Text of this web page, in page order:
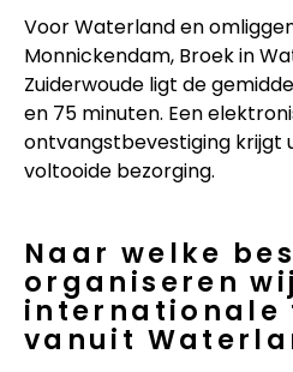
Voor Waterland en
Monnickendam, Broek in
Zuiderwoude ligt de
en 75 minuten. Een
ontvangstbevestiging krijgt
voltooide bezorging.
Naar welke
organiseren wij
internationale
vanuit